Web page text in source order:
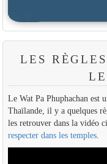
LES
Le Wat Pa Phuphachan est
Thaïlande, il y a quelques
les retrouver dans la vidéo
respecter dans les temples.